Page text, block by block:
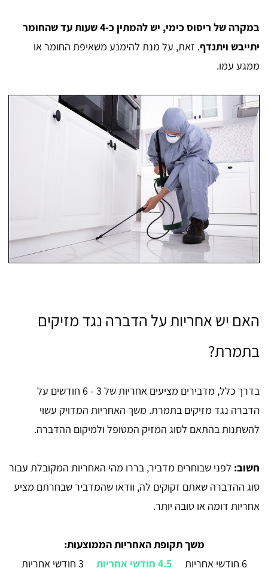
במקרה של ריסוס כימי, יש להמתין כ-4 שעות עד שהחומר
יתייבש ויתנדף. זאת, על מנת להימנע משאיפת החומר או
ממגע עמו.
האם יש אחריות על הדברה נגד מזיקים
בתמרת?
בדרך כלל, מדבירים מציעים אחריות של 3 - 6 חודשים על
הדברה נגד מזיקים בתמרת. משך האחריות המדויק עשוי
להשתנות בהתאם לסוג המזיק המטופל ולמיקום ההדברה.
חשוב: לפני שבוחרים מדביר, בררו מהי האחריות המקובלת עבור
סוג ההדברה שאתם זקוקים לה, וודאו שהמדביר שבחרתם מציע
אחריות דומה או טובה יותר.
משך תקופת האחריות הממוצעות:
6 חודשי אחריות
4.5 חודשי אחריות 3 חודשי אחריות